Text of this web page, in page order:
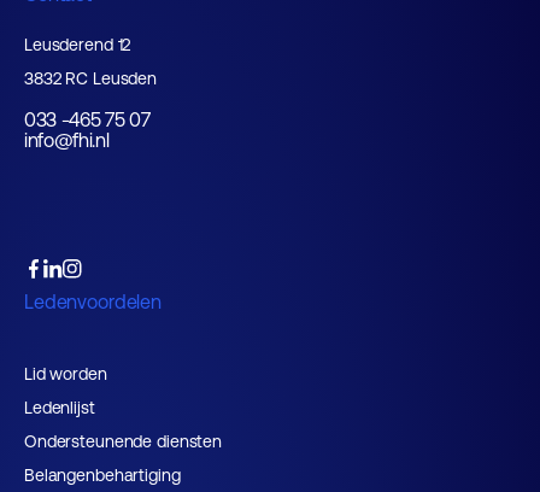
Leusderend 12
3832 RC Leusden
033 -465 75 07
info@fhi.nl
Ledenvoordelen
Lid worden
Ledenlijst
Ondersteunende diensten
Belangenbehartiging